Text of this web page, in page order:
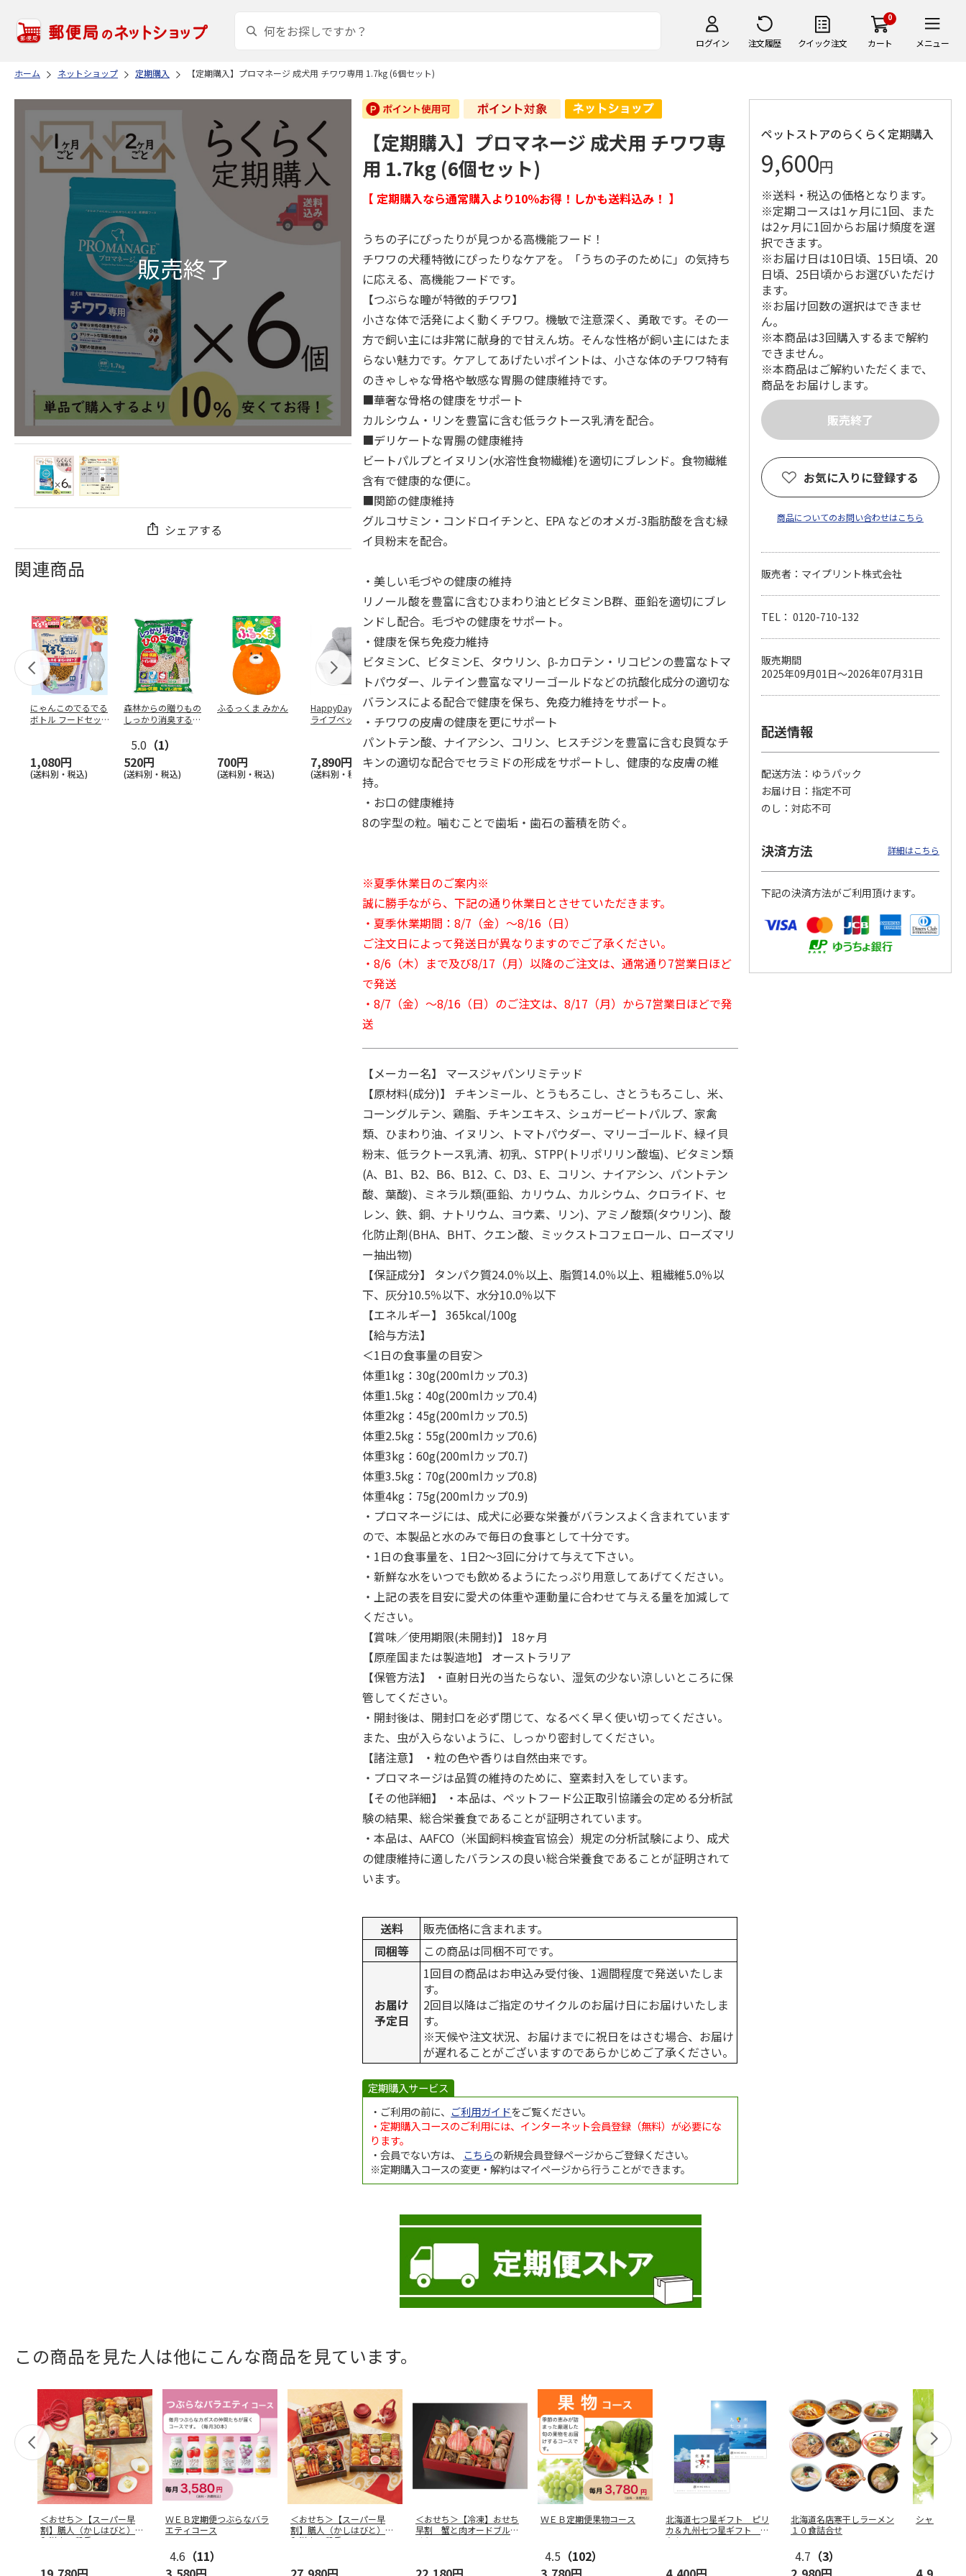
ログイン 注文履歴 クイック注文
0
カート メニュー
ホーム ネットショップ 定期購入 【定期購入】プロマネージ 成犬用 チワワ専用 1.7kg (6個セット)
シェアする
関連商品
にゃんこのでるでる
ボトル フードセッ
1,080円
(送料別・税込)
森林からの贈りもの
しっかり消臭するひ
5.0 （1）
520円
(送料別・税込)
ふるっくま みかん
700円
(送料別・税込)
HappyDays 2wayド
ライブベッド グレ
7,890円
(送料別・税込)
獣医師開発 ニオイ
をとる砂専用 猫ト
イレ ナチュラルグ
レー
1,550円
デオトイレ 飛び散
らない消臭・抗菌サ
ンド 4L
1,320円
銀のスプーン パウ
おに…
120円
…
470円
ローラルの香り
(送料別・税込)
【定期購入】プロマネージ 成犬用 チワワ専
用 1.7kg (6個セット)
【 定期購入なら通常購入より10％お得！しかも送料込み！ 】
うちの子にぴったりが見つかる高機能フード！
チワワの犬種特徴にぴったりなケアを。「うちの子のために」の気持ち
に応える、高機能フードです。
【つぶらな瞳が特徴的チワワ】
小さな体で活発によく動くチワワ。機敏で注意深く、勇敢です。その一
方で飼い主には非常に献身的で甘えん坊。そんな性格が飼い主にはたま
らない魅力です。ケアしてあげたいポイントは、小さな体のチワワ特有
のきゃしゃな骨格や敏感な胃腸の健康維持です。
■華奢な骨格の健康をサポート
カルシウム・リンを豊富に含む低ラクトース乳清を配合。
■デリケートな胃腸の健康維持
ビートパルプとイヌリン(水溶性食物繊維)を適切にブレンド。食物繊維
含有で健康的な便に。
■関節の健康維持
グルコサミン・コンドロイチンと、EPA などのオメガ-3脂肪酸を含む緑
イ貝粉末を配合。
・美しい毛づやの健康の維持
リノール酸を豊富に含むひまわり油とビタミンB群、亜鉛を適切にブレ
ンドし配合。毛づやの健康をサポート。
・健康を保ち免疫力維持
ビタミンC、ビタミンE、タウリン、β-カロテン・リコピンの豊富なトマ
トパウダー、ルテイン豊富なマリーゴールドなどの抗酸化成分の適切な
バランスによる配合で健康を保ち、免疫力維持をサポート。
・チワワの皮膚の健康を更にサポート
パントテン酸、ナイアシン、コリン、ヒスチジンを豊富に含む良質なチ
キンの適切な配合でセラミドの形成をサポートし、健康的な皮膚の維
持。
・お口の健康維持
8の字型の粒。噛むことで歯垢・歯石の蓄積を防ぐ。
※夏季休業日のご案内※
誠に勝手ながら、下記の通り休業日とさせていただきます。
・夏季休業期間：8/7（金）～8/16（日）
ご注文日によって発送日が異なりますのでご了承ください。
・8/6（木）まで及び8/17（月）以降のご注文は、通常通り7営業日ほど
で発送
・8/7（金）～8/16（日）のご注文は、8/17（月）から7営業日ほどで発
送
【メーカー名】 マースジャパンリミテッド
【原材料(成分)】 チキンミール、とうもろこし、さとうもろこし、米、
コーングルテン、鶏脂、チキンエキス、シュガービートパルプ、家禽
類、ひまわり油、イヌリン、トマトパウダー、マリーゴールド、緑イ貝
粉末、低ラクトース乳清、初乳、STPP(トリポリリン酸塩)、ビタミン類
(A、B1、B2、B6、B12、C、D3、E、コリン、ナイアシン、パントテン
酸、葉酸)、ミネラル類(亜鉛、カリウム、カルシウム、クロライド、セ
レン、鉄、銅、ナトリウム、ヨウ素、リン)、アミノ酸類(タウリン)、酸
化防止剤(BHA、BHT、クエン酸、ミックストコフェロール、ローズマリ
ー抽出物)
【保証成分】 タンパク質24.0％以上、脂質14.0％以上、粗繊維5.0％以
下、灰分10.5％以下、水分10.0％以下
【エネルギー】 365kcal/100g
【給与方法】
＜1日の食事量の目安＞
体重1kg：30g(200mlカップ0.3)
体重1.5kg：40g(200mlカップ0.4)
体重2kg：45g(200mlカップ0.5)
体重2.5kg：55g(200mlカップ0.6)
体重3kg：60g(200mlカップ0.7)
体重3.5kg：70g(200mlカップ0.8)
体重4kg：75g(200mlカップ0.9)
・プロマネージには、成犬に必要な栄養がバランスよく含まれています
ので、本製品と水のみで毎日の食事として十分です。
・1日の食事量を、1日2～3回に分けて与えて下さい。
・新鮮な水をいつでも飲めるようにたっぷり用意してあげてください。
・上記の表を目安に愛犬の体重や運動量に合わせて与える量を加減して
ください。
【賞味／使用期限(未開封)】 18ヶ月
【原産国または製造地】 オーストラリア
【保管方法】 ・直射日光の当たらない、湿気の少ない涼しいところに保
管してください。
・開封後は、開封口を必ず閉じて、なるべく早く使い切ってください。
また、虫が入らないように、しっかり密封してください。
【諸注意】 ・粒の色や香りは自然由来です。
・プロマネージは品質の維持のために、窒素封入をしています。
【その他詳細】 ・本品は、ペットフード公正取引協議会の定める分析試
験の結果、総合栄養食であることが証明されています。
・本品は、AAFCO（米国飼料検査官協会）規定の分析試験により、成犬
の健康維持に適したバランスの良い総合栄養食であることが証明されて
います。
送料
販売価格に含まれます。
同梱等
この商品は同梱不可です。
お届け
予定日
1回目の商品はお申込み受付後、1週間程度で発送いたしま
す。
2回目以降はご指定のサイクルのお届け日にお届けいたしま
す。
※天候や注文状況、お届けまでに祝日をはさむ場合、お届け
が遅れることがございますのであらかじめご了承ください。
定期購入サービス
・ご利用の前に、 ご利用ガイドをご覧ください。
・定期購入コースのご利用には、インターネット会員登録（無料）が必要にな
ります。
・会員でない方は、 こちらの新規会員登録ページからご登録ください。
※定期購入コースの変更・解約はマイページから行うことができます。
ペットストアのらくらく定期購入
9,600円
※送料・税込の価格となります。
※定期コースは1ヶ月に1回、また
は2ヶ月に1回からお届け頻度を選
択できます。
※お届け日は10日頃、15日頃、20
日頃、25日頃からお選びいただけ
ます。
※お届け回数の選択はできませ
ん。
※本商品は3回購入するまで解約
できません。
※本商品はご解約いただくまで、
商品をお届けします。
お気に入りに登録する
商品についてのお問い合わせはこちら
販売者：マイプリント株式会社
TEL： 0120-710-132
販売期間
2025年09月01日～2026年07月31日
配送情報
配送方法
ゆうパック
お届け日
指定不可
のし
対応不可
決済方法 詳細はこちら
下記の決済方法がご利用頂けます。
この商品を見た人は他にこんな商品を見ています。
＜おせち＞【スーパー早
割】膳人（かしはびと）
和洋中二段重
ＷＥＢ定期便つぶらなバラ
エティコース
4.6 （11）
＜おせち＞【スーパー早
割】膳人（かしはびと）
和洋中三段重
＜おせち＞【冷凍】おせち
早割 蟹と肉オードブルお
せち
ＷＥＢ定期便果物コース
4.5 （102）
北海道七つ星ギフト ピリ
カ＆九州七つ星ギフト ひ
なた
北海道名店寒干しラーメン
１０食詰合せ
4.7 （3）
シャインマ